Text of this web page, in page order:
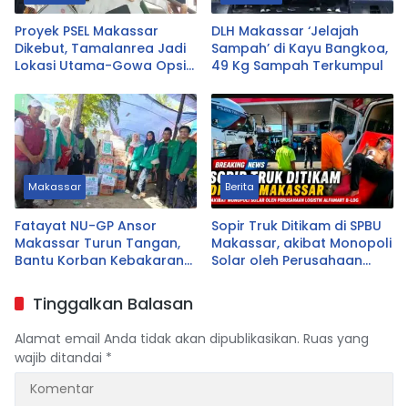
Proyek PSEL Makassar
Dikebut, Tamalanrea Jadi
Lokasi Utama-Gowa Opsi
DLH Makassar ‘Jelajah
Sampah’ di Kayu Bangkoa,
49 Kg Sampah Terkumpul
Makassar
Fatayat NU-GP Ansor
Makassar Turun Tangan,
Bantu Korban Kebakaran
Berita
Sopir Truk Ditikam di SPBU
Makassar, akibat Monopoli
Solar oleh Perusahaan
Tinggalkan Balasan
Alamat email Anda tidak akan dipublikasikan. Ruas yang
wajib ditandai *